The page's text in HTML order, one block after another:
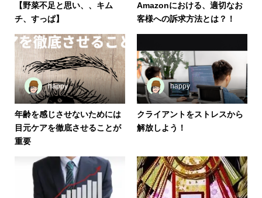
【野菜不足と思い、、キム
チ、すっぱ】
Amazonにおける、適切なお
客様への訴求方法とは？！
happy
年齢を感じさせないためには
目元ケアを徹底させることが
重要
happy
クライアントをストレスから
解放しよう！